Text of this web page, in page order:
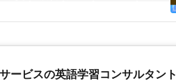
ービスの英語学習コンサルタント